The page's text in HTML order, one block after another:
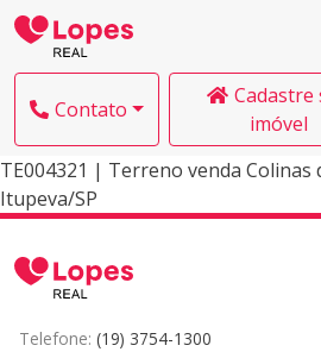
Contato
Cadastre
imóvel
TE004321 | Terreno venda Colinas
Itupeva/SP
Telefone: (19) 3754-1300